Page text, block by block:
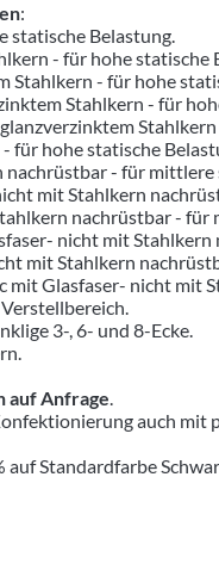
:
statische Belastung.
- für hohe statische
Stahlkern - für hohe
Stahlkern - für
für hohe statische
- für
mit Stahlkern
nachrüstbar -
nicht mit
mit Stahlkern
mit Glasfaser- nicht mit
3-, 6- und 8-Ecke.
auf Anfrage.
auch mit
auf Standardfarbe